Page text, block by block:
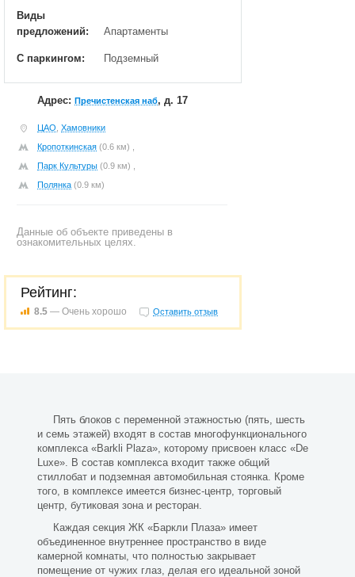
Виды
предложений:
Апартаменты
С паркингом: Подземный
Адрес: Пречистенская наб, д. 17
ЦАО Хамовники
Кропоткинская (0.6 км) ,
Парк Культуры (0.9 км) ,
Полянка (0.9 км)
Данные об объекте приведены в
ознакомительных целях.
Рейтинг:
8.5 — Очень хорошо Оставить отзыв
Пять блоков с переменной этажностью (пять, шесть
и семь этажей) входят в состав многофункционального
комплекса «Barkli Plaza», которому присвоен класс «De
Luxe». В состав комплекса входит также общий
стиллобат и подземная автомобильная стоянка. Кроме
того, в комплексе имеется бизнес-центр, торговый
центр, бутиковая зона и ресторан.
Каждая секция ЖК «Баркли Плаза» имеет
объединенное внутреннее пространство в виде
камерной комнаты, что полностью закрывает
помещение от чужих глаз, делая его идеальной зоной